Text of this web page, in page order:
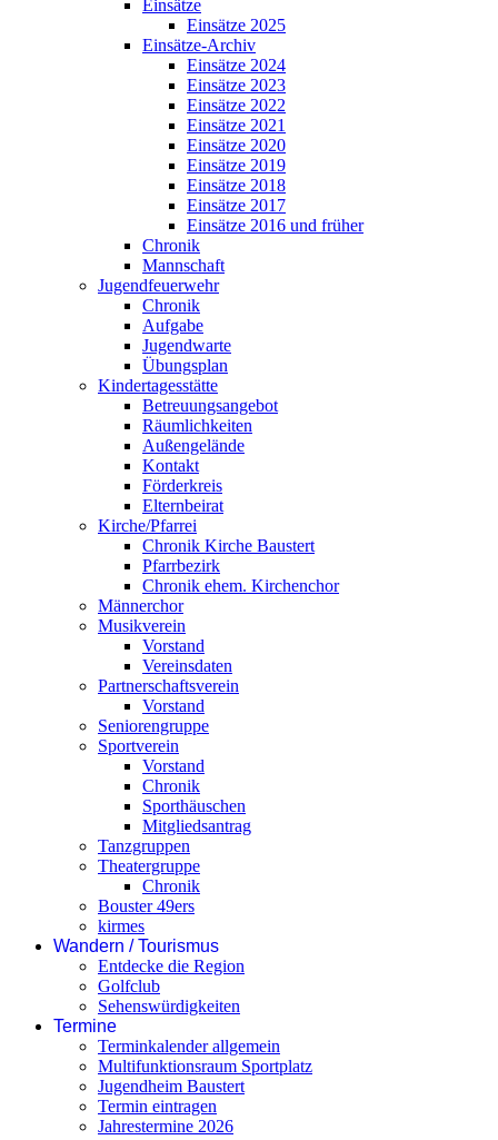
Einsätze
Einsätze 2025
Einsätze-Archiv
Einsätze 2024
Einsätze 2023
Einsätze 2022
Einsätze 2021
Einsätze 2020
Einsätze 2019
Einsätze 2018
Einsätze 2017
Einsätze 2016 und früher
Chronik
Mannschaft
Jugendfeuerwehr
Chronik
Aufgabe
Jugendwarte
Übungsplan
Kindertagesstätte
Betreuungsangebot
Räumlichkeiten
Außengelände
Kontakt
Förderkreis
Elternbeirat
Kirche/Pfarrei
Chronik Kirche Baustert
Pfarrbezirk
Chronik ehem. Kirchenchor
Männerchor
Musikverein
Vorstand
Vereinsdaten
Partnerschaftsverein
Vorstand
Seniorengruppe
Sportverein
Vorstand
Chronik
Sporthäuschen
Mitgliedsantrag
Tanzgruppen
Theatergruppe
Chronik
Bouster 49ers
kirmes
Wandern / Tourismus
Entdecke die Region
Golfclub
Sehenswürdigkeiten
Termine
Terminkalender allgemein
Multifunktionsraum Sportplatz
Jugendheim Baustert
Termin eintragen
Jahrestermine 2026